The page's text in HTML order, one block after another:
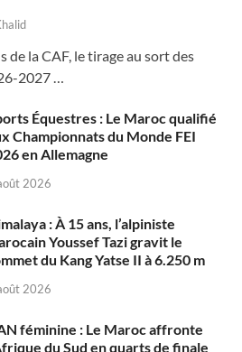
de la CAF, le tirage au sort des
2027 …
Équestres : Le Maroc qualifié
Championnats du Monde FEI
en Allemagne
2026
: À 15 ans, l’alpiniste
Youssef Tazi gravit le
du Kang Yatse II à 6.250 m
2026
féminine : Le Maroc affronte
du Sud en quarts de finale